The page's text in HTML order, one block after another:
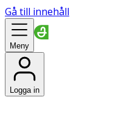
Gå till innehåll
Meny
Logga in